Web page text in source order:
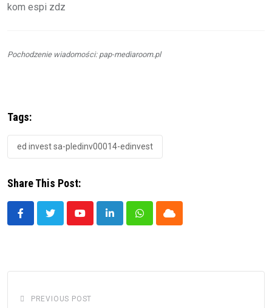
kom espi zdz
Pochodzenie wiadomości: pap-mediaroom.pl
Tags:
ed invest sa-pledinv00014-edinvest
Share This Post:
YoutubeLinkedInWhatsappCloud
PREVIOUS POST